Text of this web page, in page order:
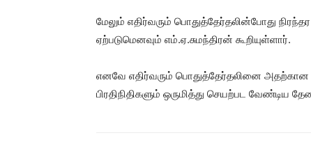
மேலும் எதிர்வரும் பொதுத்தேர்தலின்போது
ஏற்படுமெனவும் எம்.ஏ.சுமந்திரன் கூறியுள்ளார்.
எனவே எதிர்வரும் பொதுத்தேர்தலினை அதற்கான
பிரதிநிதிகளும் ஒருமித்து செயற்பட வேண்டிய